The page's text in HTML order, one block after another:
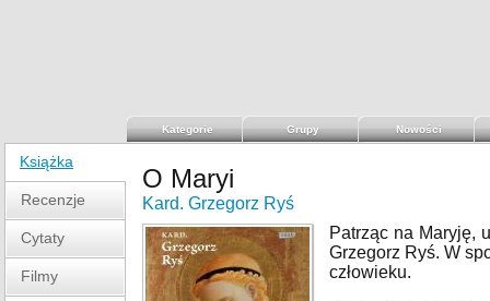
Kategorie Grupy Nowości
Książka
Recenzje
Cytaty
Filmy
O Maryi
Kard. Grzegorz Ryś
Patrząc na Maryję,
Grzegorz Ryś. W
człowieku.